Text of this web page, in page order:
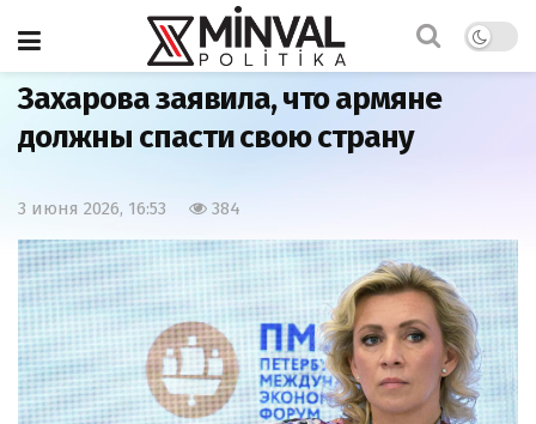
Главная
Захарова заявила, что армяне
должны спасти свою страну
3 июня 2026, 16:53 384